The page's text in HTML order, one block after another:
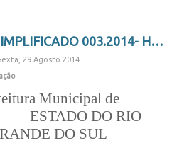
PROCESSO SELETIVO SIMPLIFICADO 003.2014- HOMOLOGAÇÃO
29 Agosto 2014
Municipal de
ESTADO DO RIO
DO SUL